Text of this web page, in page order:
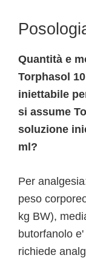
Quantità e
Torphasol
iniettabile
si assume
soluzione
ml?
Per
peso
kg BW),
butorfanolo
richiede